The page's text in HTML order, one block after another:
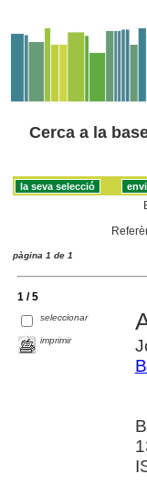
Cerca a la
pàgina 1 de 1
1 / 5
seleccionar
imprimir